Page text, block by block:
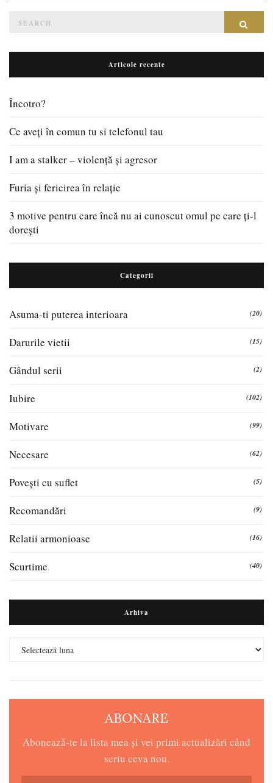
Articole recente
Încotro?
Ce aveți în comun tu si telefonul tau
I am a stalker – violență și agresor
Furia și fericirea în relație
3 motive pentru care încă nu ai cunoscut omul pe care ți-l
dorești
Categorii
Asuma-ti puterea interioara (20)
Darurile vietii (15)
Gândul serii (2)
Iubire (102)
Motivare (99)
Necesare (62)
Povești cu suflet (5)
Recomandări (9)
Relatii armonioase (16)
Scurtime (40)
Arhiva
ABONARE
Abonează-te la lista mea și vei primi actualizări când
scriu ceva nou.